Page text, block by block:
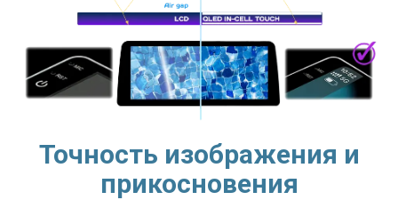
Точность изображения и
прикосновения